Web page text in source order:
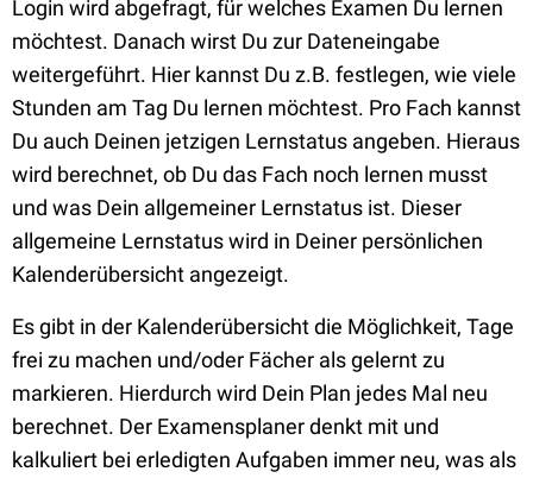
Login wird abgefragt, für welches Examen Du lernen
möchtest. Danach wirst Du zur Dateneingabe
weitergeführt. Hier kannst Du z.B. festlegen, wie viele
Stunden am Tag Du lernen möchtest. Pro Fach kannst
Du auch Deinen jetzigen Lernstatus angeben. Hieraus
wird berechnet, ob Du das Fach noch lernen musst
und was Dein allgemeiner Lernstatus ist. Dieser
allgemeine Lernstatus wird in Deiner persönlichen
Kalenderübersicht angezeigt.
Es gibt in der Kalenderübersicht die Möglichkeit, Tage
frei zu machen und/oder Fächer als gelernt zu
markieren. Hierdurch wird Dein Plan jedes Mal neu
berechnet. Der Examensplaner denkt mit und
kalkuliert bei erledigten Aufgaben immer neu, was als